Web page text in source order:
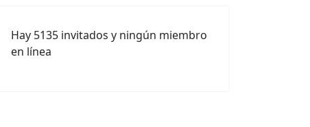
Hay 5135 invitados y ningún miembro
en línea